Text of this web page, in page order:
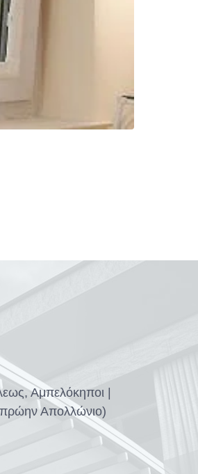
Αμπελόκηποι |
Απολλώνιο)